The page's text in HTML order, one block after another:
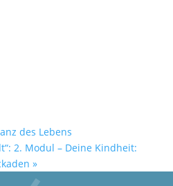
des Lebens
2. Modul – Deine Kindheit:
»